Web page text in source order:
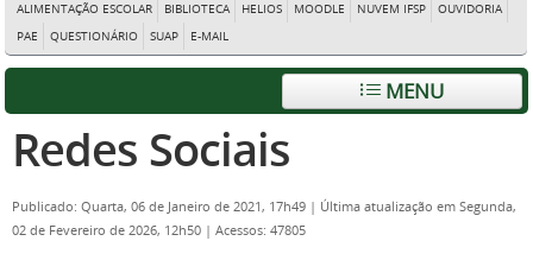
ALIMENTAÇÃO ESCOLAR BIBLIOTECA HELIOS MOODLE NUVEM IFSP
OUVIDORIA
PAE
QUESTIONÁRIO SUAP E-MAIL
MENU
Redes Sociais
Publicado: Quarta, 06 de Janeiro de 2021, 17h49 | Última atualização em Segunda,
02 de Fevereiro de 2026, 12h50 | Acessos: 47805